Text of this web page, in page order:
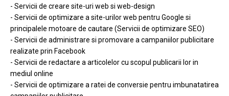
- Servicii de creare site-uri web si web-design
- Servicii de optimizare a site-urilor web pentru Google si
principalele motoare de cautare (Servicii de optimizare SEO)
- Servicii de administrare si promovare a campaniilor publicitare
realizate prin Facebook
- Servicii de redactare a articolelor cu scopul publicarii lor in
mediul online
- Servicii de optimizare a ratei de conversie pentru imbunatatirea